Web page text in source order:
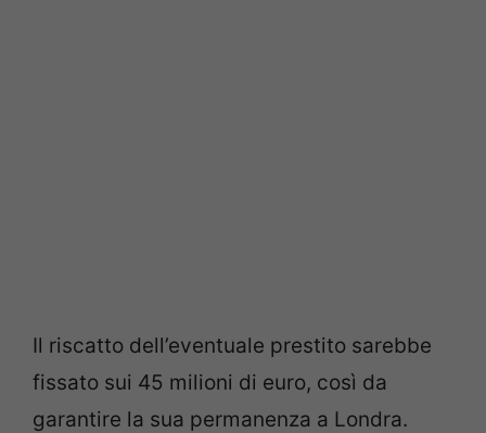
Il riscatto dell’eventuale prestito sarebbe
fissato sui 45 milioni di euro, così da
garantire la sua permanenza a Londra.